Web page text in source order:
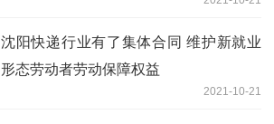
沈阳快递行业有了集体合同 维护新就业
形态劳动者劳动保障权益
2021-10-21